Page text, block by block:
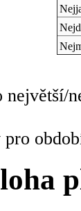
pro